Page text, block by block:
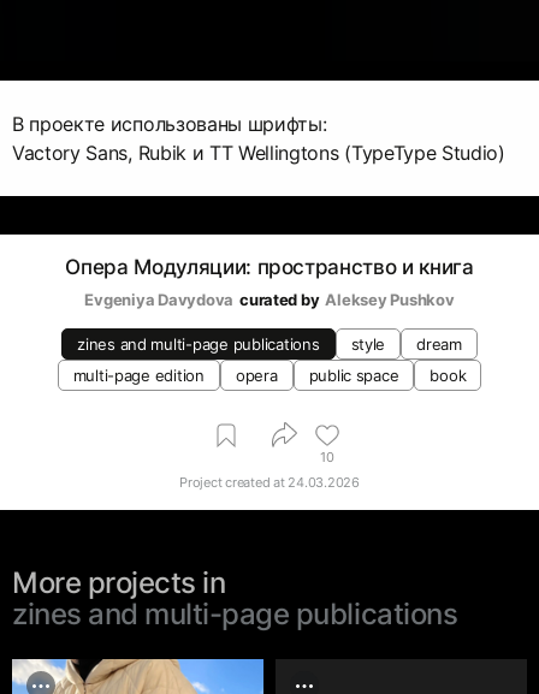
В проекте использованы шрифты:
Vactory Sans, Rubik и TT Wellingtons (TypeType Studio)
Опера Модуляции: пространство и книга
Evgeniya Davydova curated by Aleksey Pushkov
zines and multi-page publications style
dream
multi-page edition
opera public space book
10
Project created at 24.03.2026
More projects in
zines and multi-page publications